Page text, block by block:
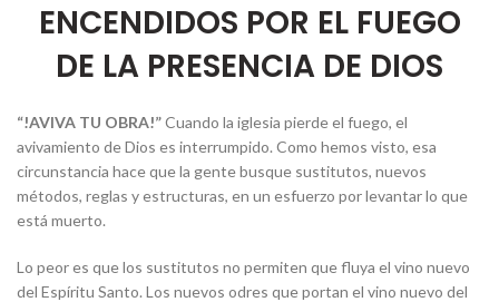
ENCENDIDOS POR EL FUEGO
DE LA PRESENCIA DE DIOS
“!AVIVA TU OBRA!”Cuando la iglesia pierde el fuego, el
avivamiento de Dios es interrumpido. Como hemos visto, esa
circunstancia hace que la gente busque sustitutos, nuevos
métodos, reglas y estructuras, en un esfuerzo por levantar lo que
está muerto.
Lo peor es que los sustitutos no permiten que fluya el vino nuevo
del Espíritu Santo. Los nuevos odres que portan el vino nuevo del